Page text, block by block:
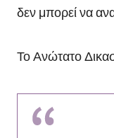
δεν μπορεί να
Το Ανώτατο